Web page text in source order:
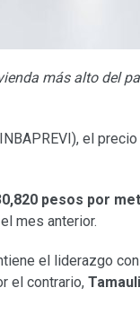
más alto del
el
pesos por
mes anterior.
el liderazgo con
el contrario,